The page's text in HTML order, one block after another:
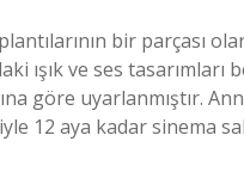
bir parçası
ışık ve ses tasarımları
göre uyarlanmıştır.
12 aya kadar sinema